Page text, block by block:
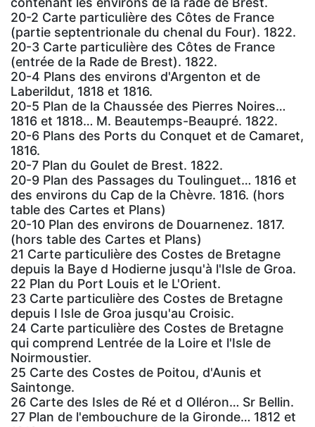
20-2 Carte particulière des Côtes de France
(partie septentrionale du chenal du Four). 1822.
20-3 Carte particulière des Côtes de France
(entrée de la Rade de Brest). 1822.
20-4 Plans des environs d'Argenton et de
Laberildut, 1818 et 1816.
20-5 Plan de la Chaussée des Pierres Noires…
1816 et 1818… M. Beautemps-Beaupré. 1822.
20-6 Plans des Ports du Conquet et de Camaret,
1816.
20-7 Plan du Goulet de Brest. 1822.
20-9 Plan des Passages du Toulinguet… 1816 et
des environs du Cap de la Chèvre. 1816. (hors
table des Cartes et Plans)
20-10 Plan des environs de Douarnenez. 1817.
(hors table des Cartes et Plans)
21 Carte particulière des Costes de Bretagne
depuis la Baye d Hodierne jusqu'à l'Isle de Groa.
22 Plan du Port Louis et le L'Orient.
23 Carte particulière des Costes de Bretagne
depuis l Isle de Groa jusqu'au Croisic.
24 Carte particulière des Costes de Bretagne
qui comprend Lentrée de la Loire et l'Isle de
Noirmoustier.
25 Carte des Costes de Poitou, d'Aunis et
Saintonge.
26 Carte des Isles de Ré et d Olléron… Sr Bellin.
27 Plan de l'embouchure de la Gironde… 1812 et